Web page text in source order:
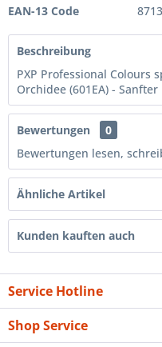
EAN-13 Code
Beschreibung
PXP Professional Colours
Orchidee (601EA) - Sanfter
Bewertungen
0
Bewertungen lesen,
Ähnliche Artikel
Kunden kauften auch
Service Hotline
Shop Service